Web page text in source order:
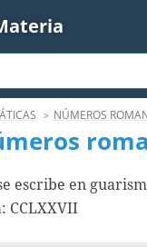
NÚMEROS
escribe en
CCLXXVII